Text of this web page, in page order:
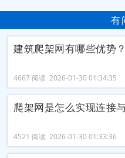
有
建筑爬架网有哪些优势？
4667 阅读 2026-01-30 01:34:35
爬架网是怎么实现连接
4521 阅读 2026-01-30 01:33:36